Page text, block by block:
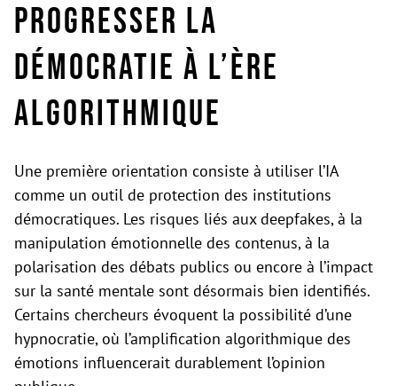
progresser la
démocratie à l’ère
algorithmique
Une première orientation consiste à utiliser l’IA
comme un outil de protection des institutions
démocratiques. Les risques liés aux deepfakes, à la
manipulation émotionnelle des contenus, à la
polarisation des débats publics ou encore à l’impact
sur la santé mentale sont désormais bien identifiés.
Certains chercheurs évoquent la possibilité d’une
hypnocratie, où l’amplification algorithmique des
émotions influencerait durablement l’opinion